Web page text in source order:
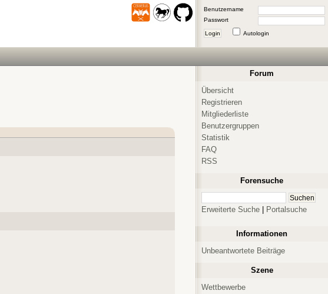
Benutzername
Passwort
Login Autologin
Forum
Übersicht
Registrieren
Mitgliederliste
Benutzergruppen
Statistik
FAQ
RSS
Forensuche
Erweiterte Suche Portalsuche
Informationen
Unbeantwortete Beiträge
Szene
Wettbewerbe